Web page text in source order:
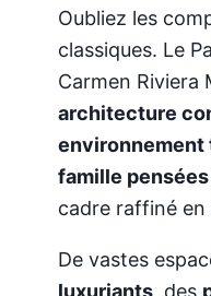
Oubliez les
classiques. Le
Carmen Riviera
architecture
environnement
famille
cadre raffiné
De vastes